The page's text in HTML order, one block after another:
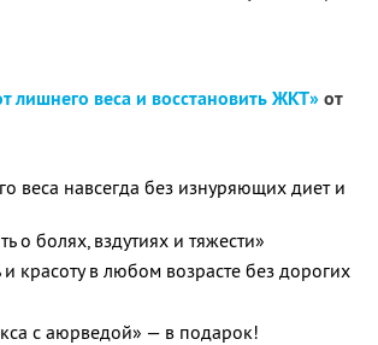
лишнего веса и восстановить ЖКТ»от
веса навсегда без изнуряющих диет и
о болях, вздутиях и тяжести»
красоту в любом возрасте без дорогих
с аюрведой» — в подарок!